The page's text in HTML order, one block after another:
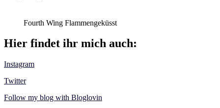
Fourth Wing Flammengeküsst
Hier findet ihr mich auch:
Instagram
Twitter
Follow my blog with Bloglovin